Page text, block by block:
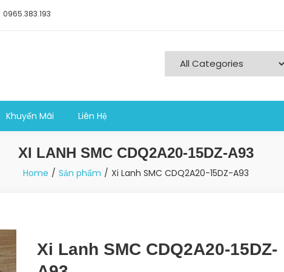
0965.383.193
Khuyến Mãi Liên Hệ
XI LANH SMC CDQ2A20-15DZ-A93
Home Sản phẩm Xi Lanh SMC CDQ2A20-15DZ-A93
Xi Lanh SMC CDQ2A20-15DZ-